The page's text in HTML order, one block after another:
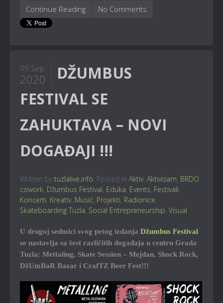
Continue Reading No Comments
09 Sep
2020
DŽUMBUS
FESTIVAL SE
ZAHUKTAVA – NOVI
DOGAĐAJI !!!
Written by tuzlalive.info. Posted in Aktiv, Aktivizam, BRDO
cowork, Džumbus Festival, Eduka, Events, Festivali,
Koncerti, Kreativ, Music, Projekti, Radionice,
Skateboarding Tuzla, Social Entrepreneurship, Visual
U drugoj sedmici svog petog izdanja Džumbus Festival
se nastavlja sa šest različitih događaja u centru Grada
Tuzla: Mettaling, Skate Session – Mejdan, Shock Rock,
DžUmBaR Bazar i CrafTZ Beer Fest!!!